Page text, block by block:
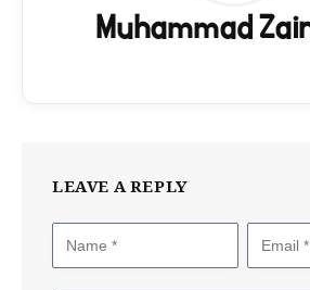
Muhammad
LEAVE A REPLY